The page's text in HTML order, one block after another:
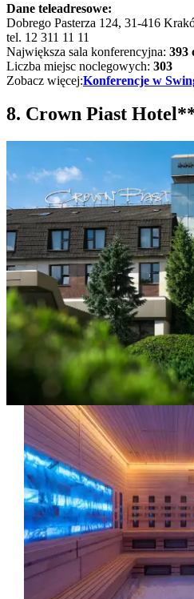
Dane teleadresowe:
Dobrego Pasterza 124, 31-416
tel. 12 311 11 11
Największa sala konferencyjna: 393
Liczba miejsc noclegowych: 303
Zobacz więcej:Konferencje w
8. Crown Piast